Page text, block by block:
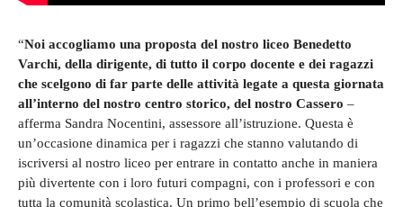
“Noi accogliamo una proposta del nostro liceo Benedetto
Varchi, della dirigente, di tutto il corpo docente e dei ragazzi
che scelgono di far parte delle attività legate a questa giornata
all’interno del nostro centro storico, del nostro Cassero –
afferma Sandra Nocentini, assessore all’istruzione. Questa è
un’occasione dinamica per i ragazzi che stanno valutando di
iscriversi al nostro liceo per entrare in contatto anche in maniera
più divertente con i loro futuri compagni, con i professori e con
tutta la comunità scolastica. Un primo bell’esempio di scuola che